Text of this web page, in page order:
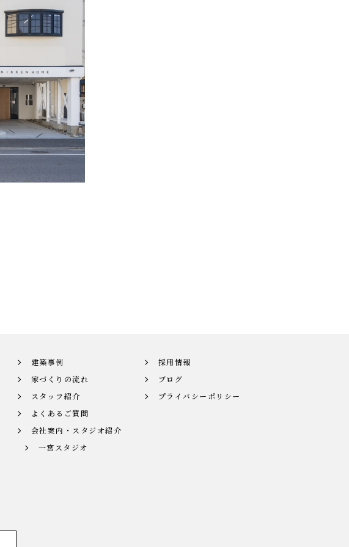
建築事例
家づくりの流れ
スタッフ紹介
よくあるご質問
会社案内・スタジオ紹介
一宮スタジオ
採用情報
ブログ
プライバシーポリシー